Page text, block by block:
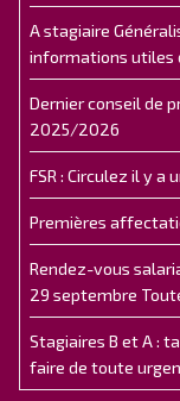
A stagiaire
informations utiles
Dernier conseil de
2025/2026
FSR : Circulez il y a
Premières
Rendez-vous
29 septembre
Stagiaires B et A :
faire de toute